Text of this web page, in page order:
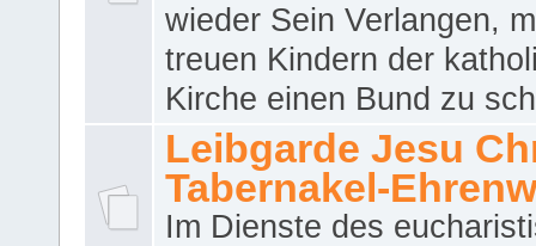
wieder Sein Verlangen,
treuen Kindern der
Kirche einen Bund zu
Leibgarde Jesu
Tabernakel-
Im Dienste des